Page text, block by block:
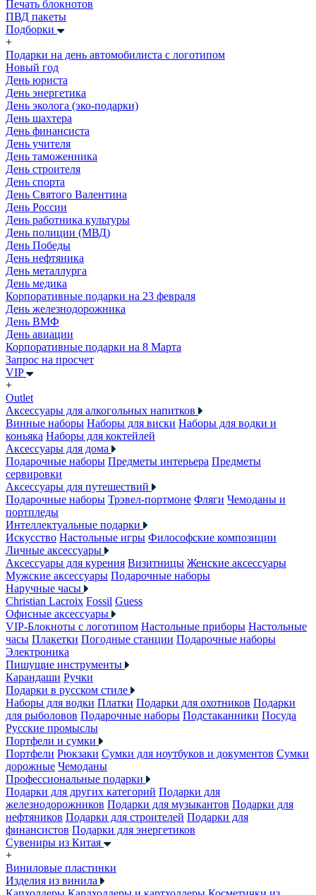
Печать блокнотов
ПВД пакеты
Подборки
+
Подарки на день автомобилиста с логотипом
Новый год
День юриста
День энергетика
День эколога (эко-подарки)
День шахтера
День финансиста
День учителя
День таможенника
День строителя
День спорта
День Святого Валентина
День России
День работника культуры
День полиции (МВД)
День Победы
День нефтяника
День металлурга
День медика
Корпоративные подарки на 23 февраля
День железнодорожника
День ВМФ
День авиации
Корпоративные подарки на 8 Марта
Запрос на просчет
VIP
+
Outlet
Аксессуары для алкогольных напитков
Винные наборы Наборы для виски Наборы для водки и
коньяка Наборы для коктейлей
Аксессуары для дома
Подарочные наборы Предметы интерьера Предметы
сервировки
Аксессуары для путешествий
Подарочные наборы Трэвел-портмоне Фляги Чемоданы и
портпледы
Интеллектуальные подарки
Искусство Настольные игры Философские композиции
Личные аксессуары
Аксессуары для курения Визитницы Женские аксессуары
Мужские аксессуары Подарочные наборы
Наручные часы
Christian Lacroix Fossil Guess
Офисные аксессуары
VIP-Блокноты с логотипом Настольные приборы Настольные
часы Плакетки Погодные станции Подарочные наборы
Электроника
Пишущие инструменты
Карандаши Ручки
Подарки в русском стиле
Наборы для водки Платки Подарки для охотников Подарки
для рыболовов Подарочные наборы Подстаканники Посуда
Русские промыслы
Портфели и сумки
Портфели Рюкзаки Сумки для ноутбуков и документов Сумки
дорожные Чемоданы
Профессиональные подарки
Подарки для других категорий Подарки для
железнодорожников Подарки для музыкантов Подарки для
нефтяников Подарки для строителей Подарки для
финансистов Подарки для энергетиков
Сувениры из Китая
+
Виниловые пластинки
Изделия из винила